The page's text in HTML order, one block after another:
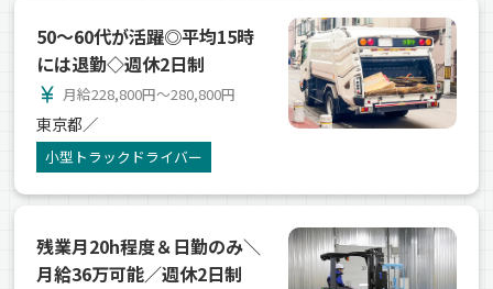
50～60代が活躍◎平均15時
には退勤◇週休2日制
currency_yen 月給228,800円～280,800円
東京都／
小型トラックドライバー
残業月20h程度＆日勤のみ＼
月給36万可能／週休2日制